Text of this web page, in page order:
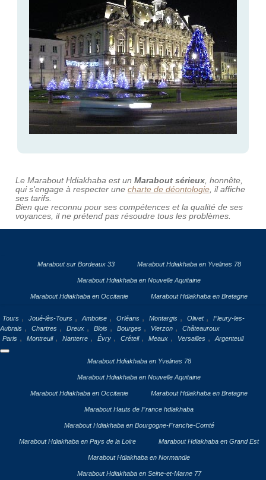
Le Marabout Hdiakhaba est un Marabout sérieux, honnête,
qui s'engage à respecter une charte de déontologie, il affiche
ses tarifs.
Bien que reconnu pour ses compétences et la qualité de ses
voyances, il ne prétend pas résoudre tous les problèmes.
Marabout sur Bordeaux 33 Marabout Hdiakhaba en Yvelines 78
Marabout Hdiakhaba en Nouvelle Aquitaine
Marabout Hdiakhaba en Occitanie Marabout Hdiakhaba en Bretagne
Tours , Joué-lès-Tours , Amboise , Orléans , Montargis , Olivet ,
Fleury-les-
Aubrais , Chartres , Dreux , Blois , Bourges , Vierzon ,
Châteauroux
Paris , Montreuil , Nanterre , Évry , Créteil , Meaux , Versailles , Argenteuil
Marabout Hdiakhaba en Yvelines 78
Marabout Hdiakhaba en Nouvelle Aquitaine
Marabout Hdiakhaba en Occitanie Marabout Hdiakhaba en Bretagne
Marabout Hauts de France hdiakhaba
Marabout Hdiakhaba en Bourgogne-Franche-Comté
Marabout Hdiakhaba en Pays de la Loire Marabout Hdiakhaba en Grand Est
Marabout Hdiakhaba en Normandie
Marabout Hdiakhaba en Seine-et-Marne 77